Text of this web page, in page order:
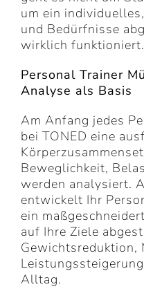
um ein
und Bedürfnisse
wirklich funktioniert.
Personal Trainer
Analyse als Basis
Am Anfang jedes
bei TONED eine
Beweglichkeit,
werden analysiert.
entwickelt Ihr
ein
auf Ihre Ziele
Gewichtsreduktion,
Alltag.